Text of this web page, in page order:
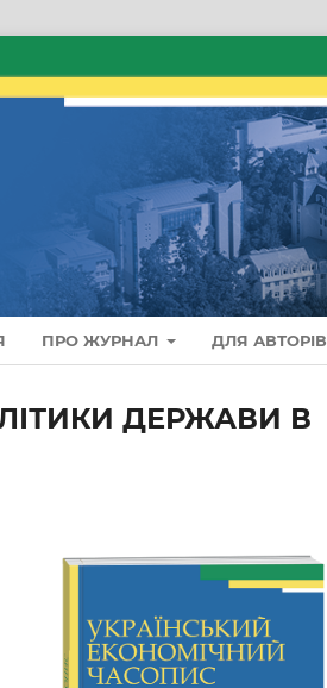
ПРО ЖУРНАЛ ДЛЯ АВТОРІВ
ДЕРЖАВИ В